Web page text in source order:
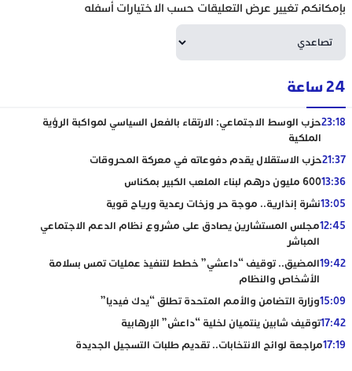
بإمكانكم تغيير عرض التعليقات حسب الاختيارات أسفله
24 ساعة
23:18حزب الوسط الاجتماعي: الارتقاء بالفعل السياسي لمواكبة الرؤية
الملكية
21:37حزب الاستقلال يقدم دفوعاته في معركة المحروقات
13:36600 مليون درهم لبناء الملعب الكبير بمكناس
13:05نشرة إنذارية.. موجة حر وزخات رعدية ورياح قوية
12:45مجلس المستشارين يصادق على مشروع نظام الدعم الاجتماعي
المباشر
19:42المضيق.. توقيف “داعشي” خطط لتنفيذ عمليات تمس بسلامة
الأشخاص والنظام
15:09وزارة التضامن والأمم المتحدة تطلق “يدك فيديا”
17:42توقيف شابين ينتميان لخلية “داعش” الإرهابية
17:19مراجعة لوائح الانتخابات.. تقديم طلبات التسجيل الجديدة